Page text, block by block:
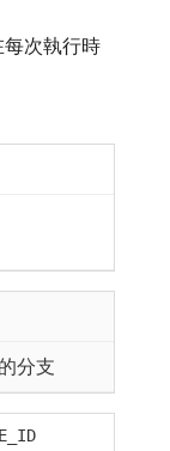
每次執行時
分支